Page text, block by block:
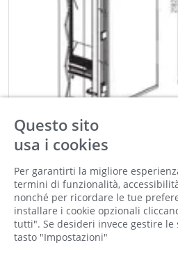
Informiamo la nostra clientela
chiusi per la pausa estiva
compresi. Tutti gli ordini online
durante la chiusura saranno
dal 24 agosto
LAMIERA DI COPERTURA
Cod:00382700 Cod For:
Cod Tec: 32.9500.2.3.R
Questo sito
usa i cookies
Per garantirti la migliore
termini di funzionalità,
nonché per ricordare le tue
installare i cookie opzionali
tutti". Se desideri invece gestire le
tasto "Impostazioni"